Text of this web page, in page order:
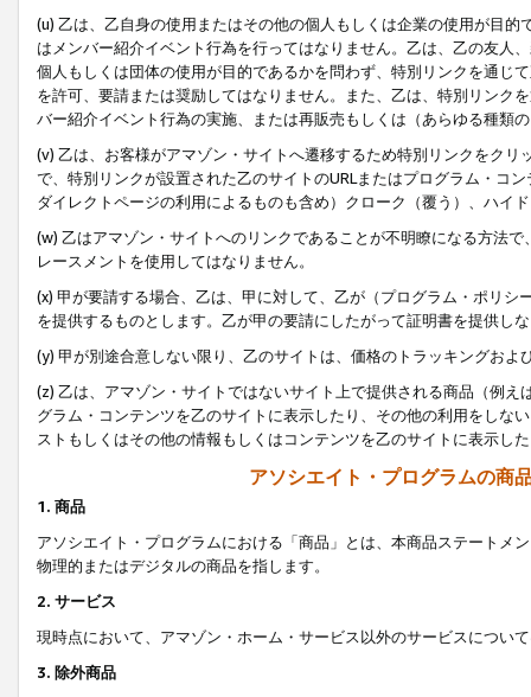
(u) 乙は、乙自身の使用またはその他の個人もしくは企業の使用が目
はメンバー紹介イベント行為を行ってはなりません。乙は、乙の友人
個人もしくは団体の使用が目的であるかを問わず、特別リンクを通じ
を許可、要請または奨励してはなりません。また、乙は、特別リンク
バー紹介イベント行為の実施、または再販売もしくは（あらゆる種類
(v) 乙は、お客様がアマゾン・サイトへ遷移するため特別リンクをク
で、特別リンクが設置された乙のサイトのURLまたはプログラム・コ
ダイレクトページの利用によるものも含め）クローク（覆う）、ハイ
(w) 乙はアマゾン・サイトへのリンクであることが不明瞭になる方法
レースメントを使用してはなりません。
(x) 甲が要請する場合、乙は、甲に対して、乙が（プログラム・ポリ
を提供するものとします。乙が甲の要請にしたがって証明書を提供し
(y) 甲が別途合意しない限り、乙のサイトは、価格のトラッキングお
(z) 乙は、アマゾン・サイトではないサイト上で提供される商品（例
グラム・コンテンツを乙のサイトに表示したり、その他の利用をしな
ストもしくはその他の情報もしくはコンテンツを乙のサイトに表示し
アソシエイト・プログラムの商
1. 商品
アソシエイト・プログラムにおける「商品」とは、本商品ステートメ
物理的またはデジタルの商品を指します。
2. サービス
現時点において、アマゾン・ホーム・サービス以外のサービスについ
3. 除外商品